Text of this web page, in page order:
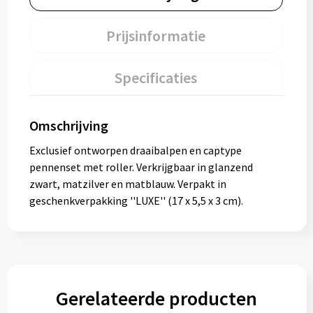
Prijsinformatie
Specificaties
Omschrijving
Exclusief ontworpen draaibalpen en captype
pennenset met roller. Verkrijgbaar in glanzend
zwart, matzilver en matblauw. Verpakt in
geschenkverpakking ''LUXE'' (17 x 5,5 x 3 cm).
Gerelateerde producten